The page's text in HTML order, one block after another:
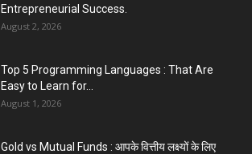
Entrepreneurial Success.
August 2, 2026
Top 5 Programming Languages : That Are
Easy to Learn for...
August 1, 2026
Gold vs Mutual Funds : आपके वित्तीय लक्ष्यों के लिए